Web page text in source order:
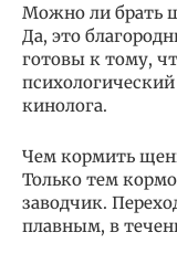
Можно ли брать
Да, это
готовы к тому,
кинолога.
Чем кормить
Только тем
заводчик.
плавным, в